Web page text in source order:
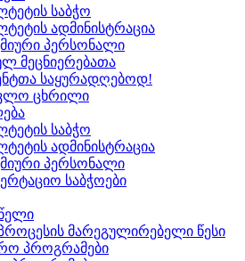
საბჭო
ადმინისტრაცია
პერსონალი
მეცნიერებათა
საყურადღებოდ!
ცხრილი
საბჭო
ადმინისტრაცია
პერსონალი
საბჭოები
მარეგულირებელი წესი
პროგრამები